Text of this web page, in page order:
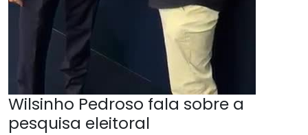
Wilsinho Pedroso fala sobre a
pesquisa eleitoral